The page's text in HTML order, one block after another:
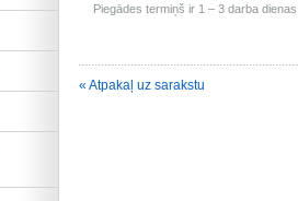
Piegādes termiņš ir 1 – 3 darba
« Atpakaļ uz sarakstu